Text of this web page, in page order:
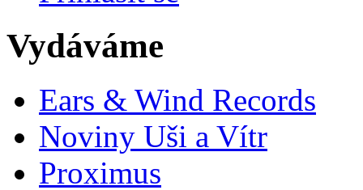
Vydáváme
Ears & Wind Records
Noviny Uši a Vítr
Proximus